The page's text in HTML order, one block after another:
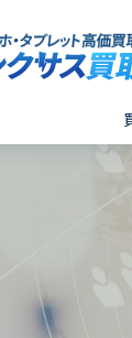
- Galaxy
- Pixel
キャリア別
Apple製品の